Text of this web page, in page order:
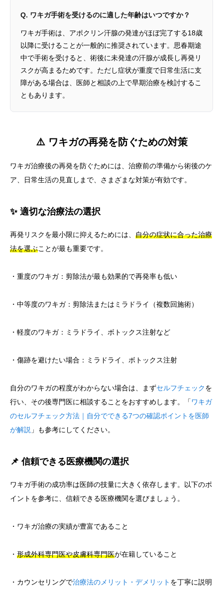
Q. ワキガ手術を受けるのに適した年齢はいつですか？
ワキガ手術は、アポクリン汗腺の発達がほぼ完了する18歳
以降に受けることが一般的に推奨されています。思春期途
中で手術を受けると、術後に未発達の汗腺が成長し再発リ
スクが高まるためです。ただし症状が重度で日常生活に支
障がある場合は、医師と相談の上で早期治療を検討するこ
ともあります。
⚠️ ワキガの再発を防ぐための対策
ワキガ治療後の再発を防ぐためには、治療前の準備から術後のケ
ア、日常生活の見直しまで、さまざまな対策が有効です。
✨ 適切な治療法の選択
再発リスクを最小限に抑えるためには、 自分の症状に合った治療
法を選ぶことが最も重要です。
・重度のワキガ：剪除法が最も効果的で再発率も低い
・中等度のワキガ：剪除法またはミラドライ（複数回施術）
・軽度のワキガ：ミラドライ、ボトックス注射など
・傷跡を避けたい場合：ミラドライ、ボトックス注射
自分のワキガの程度がわからない場合は、まずセルフチェックを
行い、その後専門医に相談することをおすすめします。「ワキガ
のセルフチェック方法｜自分でできる7つの確認ポイントを医師
が解説 」も参考にしてください。
📌 信頼できる医療機関の選択
ワキガ手術の成功率は医師の技量に大きく依存します。以下のポ
イントを参考に、信頼できる医療機関を選びましょう。
・ワキガ治療の実績が豊富であること
・ 形成外科専門医や皮膚科専門医が在籍していること
・カウンセリングで治療法のメリット・デメリット を丁寧に説明